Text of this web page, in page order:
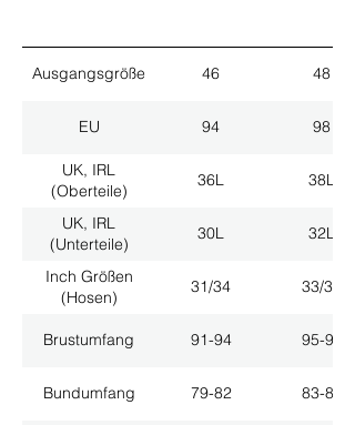
Ausgangsgröße 46 48
EU 94 98
UK, IRL
(Oberteile)
36L 38L
UK, IRL
(Unterteile)
30L 32L
Inch Größen
(Hosen)
31/34 33/34
Brustumfang 91-94 95-98
Bundumfang 79-82 83-86